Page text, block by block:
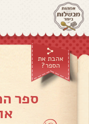
אהבת את
הספר?
ספר